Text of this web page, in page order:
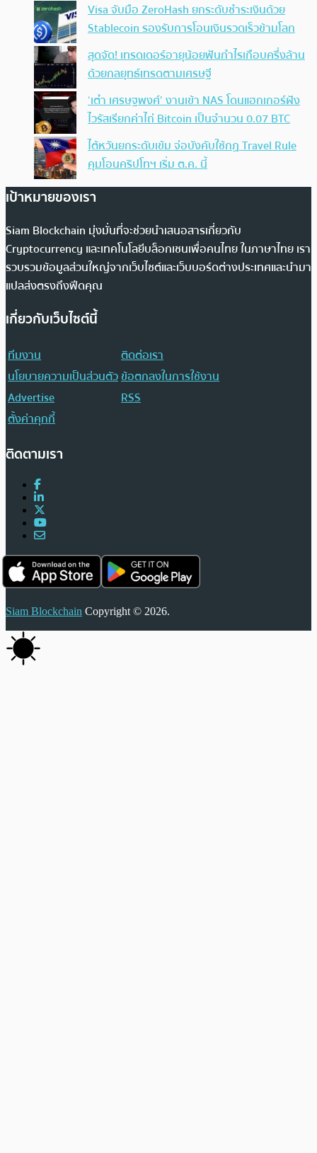
Visa จับมือ ZeroHash ยกระดับชำระเงินด้วย
Stablecoin รองรับการโอนเงินรวดเร็วข้ามโลก
สุดจัด! เทรดเดอร์อายุน้อยฟันกำไรเกือบครึ่งล้าน
ด้วยกลยุทธ์เทรดตามเศรษฐี
‘เต๋า เศรษฐพงศ์’ งานเข้า NAS โดนแฮกเกอร์ฝัง
ไวรัสเรียกค่าไถ่ Bitcoin เป็นจำนวน 0.07 BTC
ไต้หวันยกระดับเข้ม จ่อบังคับใช้กฏ Travel Rule
คุมโอนคริปโทฯ เริ่ม ต.ค. นี้
เป้าหมายของเรา
Siam Blockchain มุ่งมั่นที่จะช่วยนำเสนอสารเกี่ยวกับ
Cryptocurrency และเทคโนโลยีบล็อกเชนเพื่อคนไทย ในภาษาไทย เรา
รวบรวมข้อมูลส่วนใหญ่จากเว็บไซต์และเว็บบอร์ดต่างประเทศและนำมา
แปลส่งตรงถึงฟีดคุณ
เกี่ยวกับเว็บไซต์นี้
ทีมงาน
ติดต่อเรา
นโยบายความเป็นส่วนตัวข้อตกลงในการใช้งาน
Advertise
RSS
ตั้งค่าคุกกี้
ติดตามเรา
Siam Blockchain Copyright © 2026.